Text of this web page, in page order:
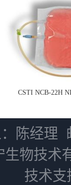
CSTI NCB-22H
陈经理
生物技术
技术